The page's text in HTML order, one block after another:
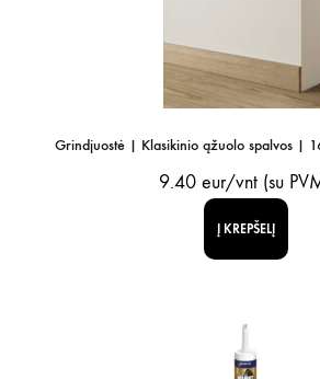
Grindjuostė | Klasikinio ąžuolo spalvos |
9.40 eur/vnt (su
Į KREPŠELĮ